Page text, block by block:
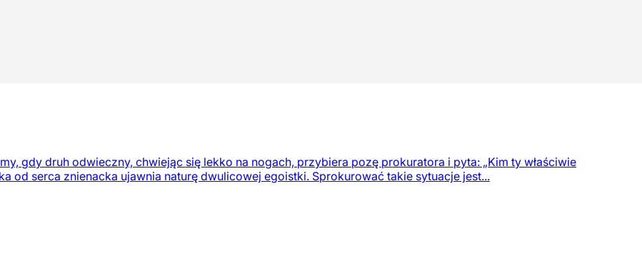
gdy druh odwieczny, chwiejąc się lekko na nogach, przybiera pozę prokuratora i pyta: „Kim ty właściwie
od serca znienacka ujawnia naturę dwulicowej egoistki. Sprokurować takie sytuacje jest...